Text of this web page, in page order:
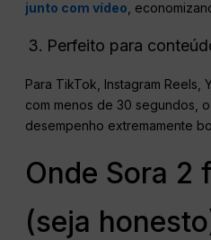
junto com vídeo ,
Perfeito para
Para TikTok, Instagram Reels,
com menos de 30 segundos,
desempenho extremamente
Onde Sora 2
(seja